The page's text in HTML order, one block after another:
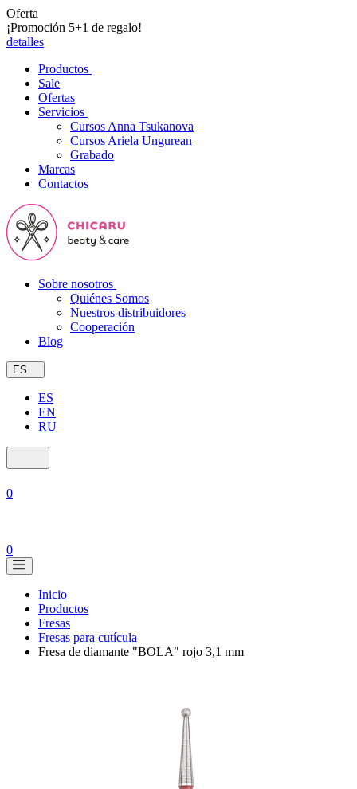
Oferta
¡Promoción 5+1 de regalo!
detalles
Productos
Sale
Ofertas
Servicios
Cursos Anna Tsukanova
Cursos Ariela Ungurean
Grabado
Marcas
Contactos
Sobre nosotros
Quiénes Somos
Nuestros distribuidores
Cooperación
Blog
ES
ES
EN
RU
0
0
Inicio
Productos
Fresas
Fresas para cutícula
Fresa de diamante "BOLA" rojo 3,1 mm